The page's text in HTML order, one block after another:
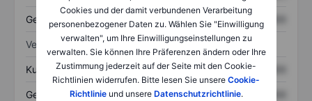
Cookies und der damit verbundenen Verarbeitung
personenbezogener Daten zu. Wählen Sie "Einwilligung
verwalten", um Ihre Einwilligungseinstellungen zu
verwalten. Sie können Ihre Präferenzen ändern oder Ihre
Zustimmung jederzeit auf der Seite mit den Cookie-
Richtlinien widerrufen. Bitte lesen Sie unsere Cookie-
Richtlinieund unsere Datenschutzrichtlinie.
Gesamtschulden XXXXXXX XXXXXXX
Verhältnisse
Kurs/Umsatz XXXXXXX XXXXXXX
Gewinn je Aktie XXXXXXX XXXXXXX